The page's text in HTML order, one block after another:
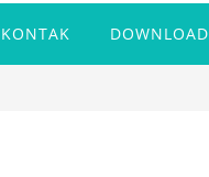
KONTAK DOWNLOAD